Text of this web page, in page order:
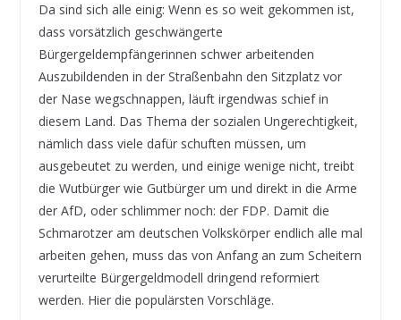
Da sind sich alle einig: Wenn es so weit gekommen ist,
dass vorsätzlich geschwängerte
Bürgergeldempfängerinnen schwer arbeitenden
Auszubildenden in der Straßenbahn den Sitzplatz vor
der Nase wegschnappen, läuft irgendwas schief in
diesem Land. Das Thema der sozialen Ungerechtigkeit,
nämlich dass viele dafür schuften müssen, um
ausgebeutet zu werden, und einige wenige nicht, treibt
die Wutbürger wie Gutbürger um und direkt in die Arme
der AfD, oder schlimmer noch: der FDP. Damit die
Schmarotzer am deutschen Volkskörper endlich alle mal
arbeiten gehen, muss das von Anfang an zum Scheitern
verurteilte Bürgergeldmodell dringend reformiert
werden. Hier die populärsten Vorschläge.